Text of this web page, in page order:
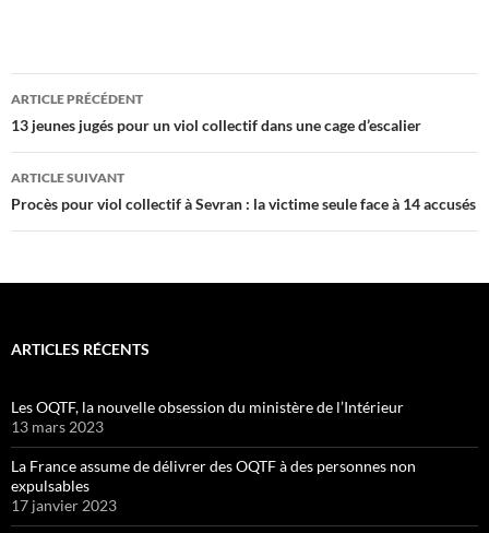
Navigation
des
articles
ARTICLE PRÉCÉDENT
13 jeunes jugés pour un viol collectif dans une cage d’escalier
ARTICLE SUIVANT
Procès pour viol collectif à Sevran : la victime seule face à 14 accusés
ARTICLES RÉCENTS
Les OQTF, la nouvelle obsession du ministère de l’Intérieur
13 mars 2023
La France assume de délivrer des OQTF à des personnes non
expulsables
17 janvier 2023